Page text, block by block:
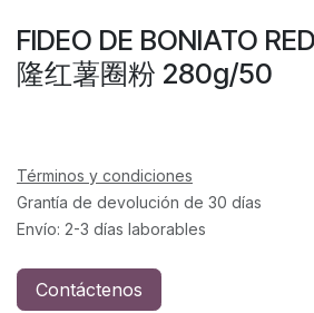
FIDEO DE BONIATO
隆红薯圈粉 280g/50
Términos y condiciones
Grantía de devolución de 30 días
Envío: 2-3 días laborables
Contáctenos